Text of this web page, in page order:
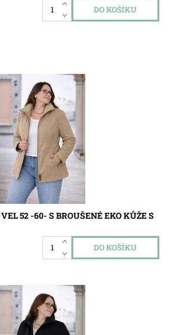
52 -60- S BROUŠENÉ EKO KŮŽE S